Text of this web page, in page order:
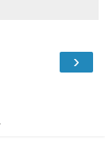
›